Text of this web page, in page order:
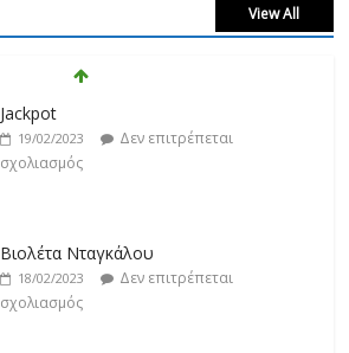
View All
Βιολέτα Νταγκάλου
18/02/2023
Δεν επιτρέπεται
σχολιασμός
Κατερίνα Λιόλιου
17/02/2023
Δεν επιτρέπεται
σχολιασμός